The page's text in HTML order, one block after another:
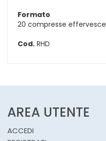
Formato
20 compresse
Cod. RHD
AREA UTENTE
ACCEDI